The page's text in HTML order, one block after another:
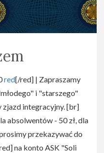
red[/red] | Zapraszamy
i "starszego"
zjazd integracyjny. [br]
absolwentów - 50 zł, dla
przekazywać do
na konto ASK "Soli